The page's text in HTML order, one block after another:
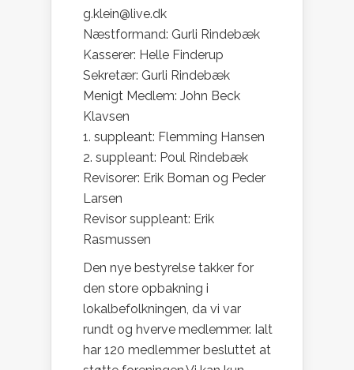
g.klein@live.dk
Næstformand: Gurli Rindebæk
Kasserer: Helle Finderup
Sekretær: Gurli Rindebæk
Menigt Medlem: John Beck
Klavsen
1. suppleant: Flemming Hansen
2. suppleant: Poul Rindebæk
Revisorer: Erik Boman og Peder
Larsen
Revisor suppleant: Erik
Rasmussen
Den nye bestyrelse takker for
den store opbakning i
lokalbefolkningen, da vi var
rundt og hverve medlemmer. Ialt
har 120 medlemmer besluttet at